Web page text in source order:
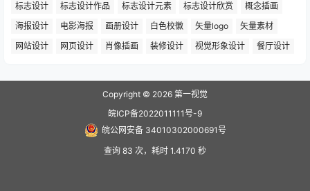
标志设计
标志设计作品 标志设计元素 标志设计欣赏
概念插画
海报设计
电影海报 画册设计 白色校徽 矢量logo
矢量素材
网站设计
网页设计 肖像插画 装修设计 视觉形象设计 餐厅设计
Copyright © 2026 第一视觉
皖ICP备2022011111号-9
皖公网安备 34010302000691号
查询 83 次，耗时 1.4170 秒